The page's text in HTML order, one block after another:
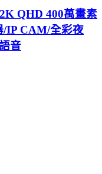
QHD 400萬畫素
/IP CAM/全彩夜
音